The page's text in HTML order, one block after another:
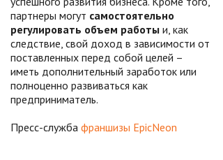
партнеры могут самостоятельно
регулировать объем работы и, как
следствие, свой доход в зависимости от
поставленных перед собой целей –
иметь дополнительный заработок или
полноценно развиваться как
предприниматель.
Пресс-служба франшизы EpicNeon